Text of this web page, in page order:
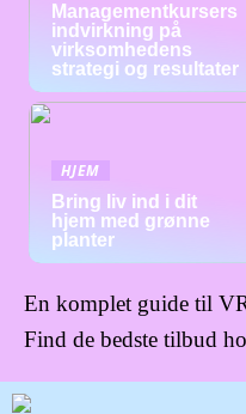
Managementkursers
indvirkning på
virksomhedens
strategi og resultater
HJEM
Bring liv ind i dit
hjem med grønne
planter
En komplet guide til
Find de bedste tilbud